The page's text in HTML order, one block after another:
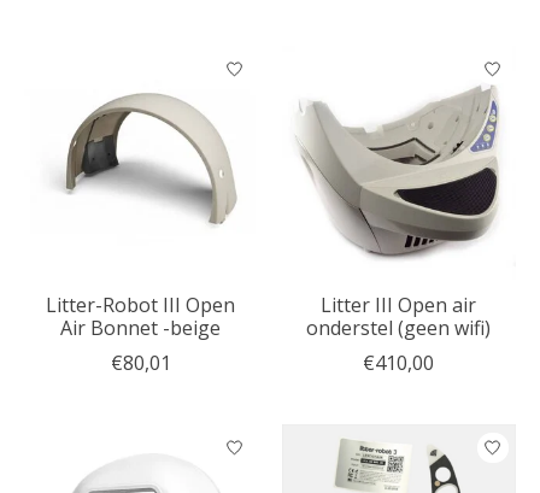
Litter-Robot III Open
Air Bonnet -beige
€80,01
Litter III Open air
onderstel (geen wifi)
€410,00